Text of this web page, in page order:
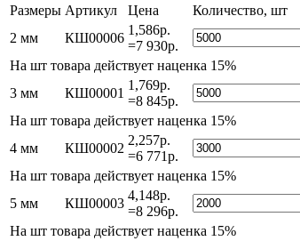
Размеры Артикул Цена
Количество, шт
2 мм
КШ00006
1,586р.
=7 930р.
На шт товара действует наценка 15%
3 мм
КШ00001
1,769р.
=8 845р.
На шт товара действует наценка 15%
4 мм
КШ00002
2,257р.
=6 771р.
На шт товара действует наценка 15%
5 мм
КШ00003
4,148р.
=8 296р.
На шт товара действует наценка 15%